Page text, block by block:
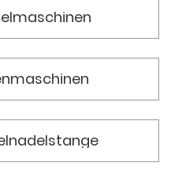
3 STREIFEN
JACQUARD